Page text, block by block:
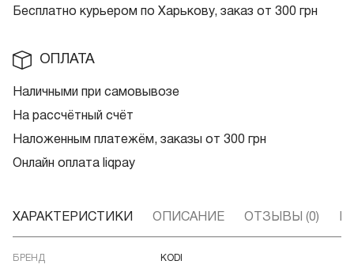
Бесплатно курьером по Харькову, заказ от 300 грн
ОПЛАТА
Наличными при самовывозе
На рассчётный счёт
Наложенным платежём, заказы от 300 грн
Онлайн оплата liqpay
ХАРАКТЕРИСТИКИ ОПИСАНИЕ ОТЗЫВЫ (0)
БРЕНД KODI